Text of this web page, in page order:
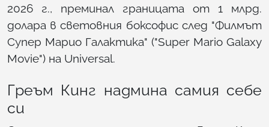
2026 г., преминал границата от 1 млрд.
долара в световния боксофис след "Филмът
Супер Марио Галактика" ("Super Mario Galaxy
Movie") на Universal.
Греъм Кинг надмина самия себе
си